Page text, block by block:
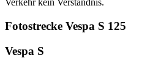
Verkehr kein Verständnis.
Fotostrecke Vespa S 125
Vespa S